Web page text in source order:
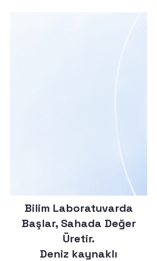
Bilim Laboratuvarda
Başlar, Sahada Değer
Üretir.
Deniz kaynaklı